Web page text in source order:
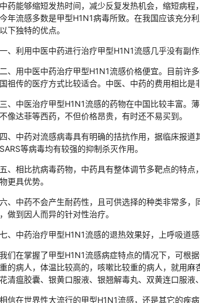
能够缩短发热时间，减少反复发热机会，缩短病程
年流感多数是甲型H1N1病毒所致。在我国应该充分
下独特的优点。
利用中医中药进行治疗甲型H1N1流感几乎没有副作
用中医中药治疗甲型H1N1流感价格便宜。目前许多
祖传的医疗方式比较适合。中医、中药的费用相比是
中医治疗甲型H1N1流感的药物在中国比较丰富。薄
像达菲等西药，不但价格昂贵，有时还不易买到。
中药对流感病毒具有明确的拮抗作用，据临床报道
等病毒均有较强的抑制杀灭作用。
相比抗病毒药物，中药具有整体调节多靶点的特点
更具优势。
中药不会产生耐药性，且可供选择的种类非常多，
做到因人而异的针对性治疗。
中药治疗甲型H1N1流感的退热效果好，上呼吸道感
在掌握了甲型H1N1流感病症特点的情况下，可根据
的病人，体温比较高的，咳嗽比较重的病人，就用
清瘟胶囊、银黄口服液、银翘解毒丸、双黄连口服液
在世界性大流行的甲型H1N1流感，还是其它的疾病